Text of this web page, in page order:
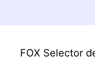
FOX Selector